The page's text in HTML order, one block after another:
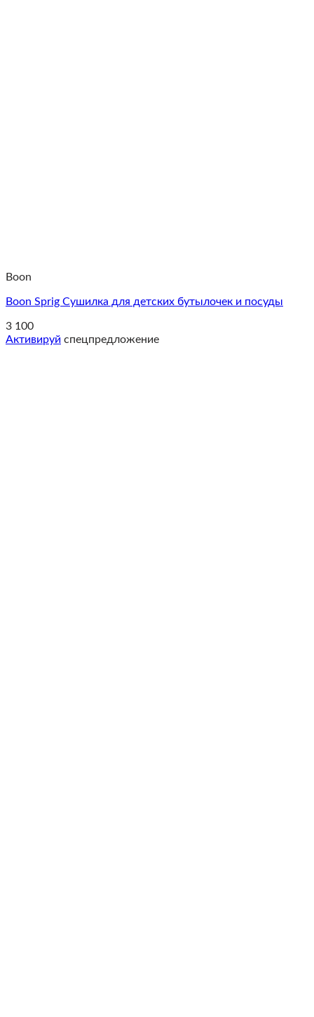
Boon
Boon Sprig Cушилка для детских бутылочек и посуды
3 100
Активируй спецпредложение